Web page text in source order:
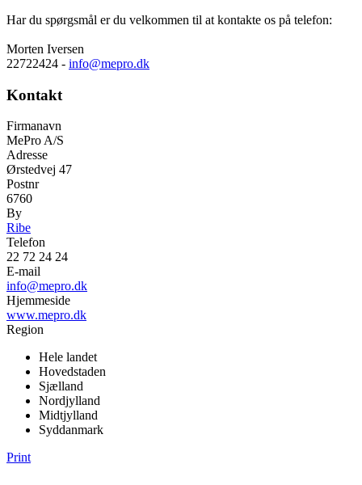
Har du spørgsmål er du velkommen til at kontakte os på telefon:
Morten Iversen
22722424 - info@mepro.dk
Kontakt
Firmanavn
MePro A/S
Adresse
Ørstedvej 47
Postnr
6760
By
Ribe
Telefon
22 72 24 24
E-mail
info@mepro.dk
Hjemmeside
www.mepro.dk
Region
Hele landet
Hovedstaden
Sjælland
Nordjylland
Midtjylland
Syddanmark
Print